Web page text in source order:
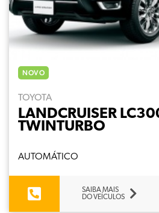
NOVO
TOYOTA
LANDCRUISER
TWINTURBO
AUTOMÁTICO
SAIBA MAIS
DO VEÍCULOS